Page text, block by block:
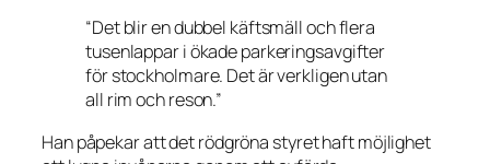
“Det blir en dubbel käftsmäll och flera
tusenlappar i ökade parkeringsavgifter
för stockholmare. Det är verkligen utan
all rim och reson.”
Han påpekar att det rödgröna styret haft möjlighet